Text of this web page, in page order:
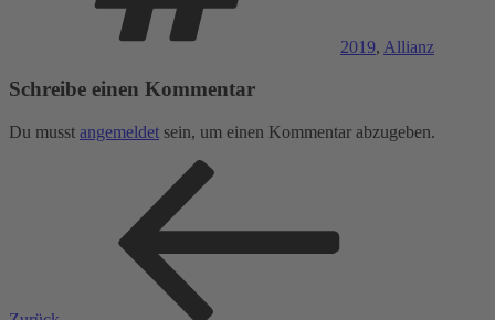
2019, Allianz
Schreibe einen Kommentar
Du musst angemeldet sein, um einen Kommentar abzugeben.
Beitragsnavigation